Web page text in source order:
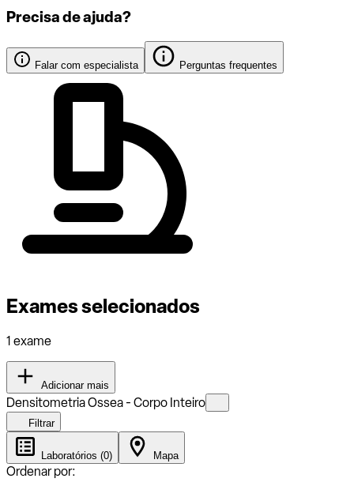
Precisa de ajuda?
Falar com especialista Perguntas frequentes
Exames selecionados
1 exame
Adicionar mais
Densitometria Ossea - Corpo Inteiro
Filtrar
Laboratórios (0) Mapa
Ordenar por: